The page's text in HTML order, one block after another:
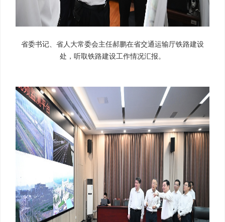
省委书记、省人大常委会主任郝鹏在省交通运输厅铁路建设
处，听取铁路建设工作情况汇报。